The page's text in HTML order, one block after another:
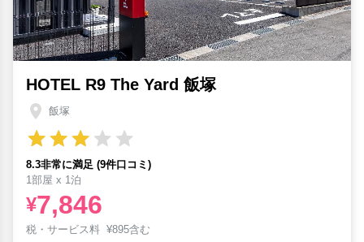
HOTEL R9 The Yard 飯塚
飯塚
8.3非常に満足 (9件口コミ)
1部屋 x 1泊
¥7,846
税・サービス料 ¥895含む